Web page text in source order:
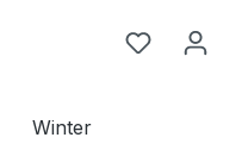
Du hast 0
Winter